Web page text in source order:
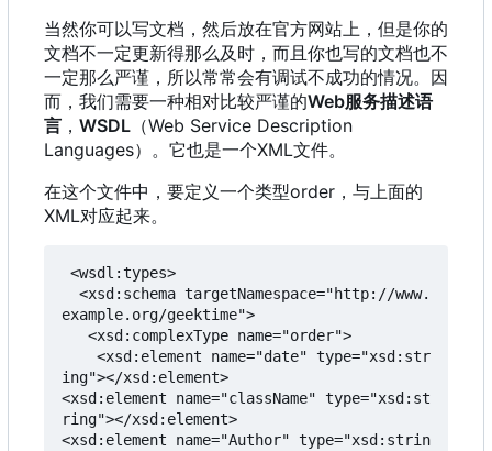
当然你可以写文档，然后放在官方网站上，但是你的
文档不一定更新得那么及时，而且你也写的文档也不
一定那么严谨，所以常常会有调试不成功的情况。因
而，我们需要一种相对比较严谨的Web服务描述语
言 ， WSDL （Web Service Description
Languages） 。它也是一个XML文件。
在这个文件中 ， 要定义一个类型order ， 与上面的
XML对应起来。
example.org/geektime">
ing"></xsd:element>
<xsd:element name="className" type="xsd:st
ring"></xsd:element>
<xsd:element name="Author" type="xsd:strin